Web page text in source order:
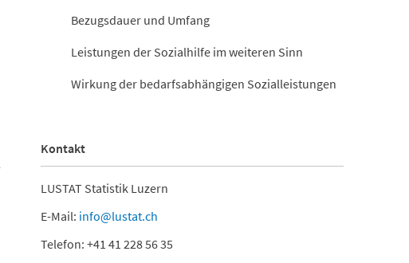
Bezugsdauer und Umfang
Leistungen der Sozialhilfe im weiteren Sinn
Wirkung der bedarfsabhängigen Sozialleistungen
Kontakt
LUSTAT Statistik Luzern
E-Mail: info@lustat.ch
Telefon: +41 41 228 56 35